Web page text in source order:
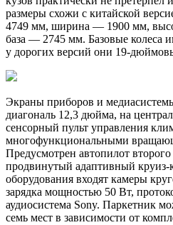
размеры схожи с китайской
4749 мм, ширина — 1900 мм,
база — 2745 мм. Базовые колеса
у дорогих версий они 19-
Экраны приборов и
диагональ 12,3 дюйма, на
сенсорный пульт управления
многофункциональными
Предусмотрен автопилот второго
продвинутый адаптивный круиз-
оборудования входят камеры
зарядка мощностью 50 Вт,
аудиосистема Sony. Паркетник
семь мест в зависимости от